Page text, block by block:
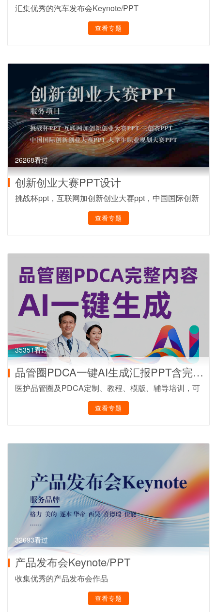
汇集优秀的汽车发布会Keynote/PPT
查看专题
26268看过
创新创业大赛PPT设计
挑战杯ppt，互联网加创新创业大赛ppt，中国国际创新
创业大赛ppt，三创赛ppt，大学生职业规划大赛ppt
查看专题
35351看过
品管圈PDCA一键AI生成汇报PPT含完整内容
医护品管圈及PDCA定制、教程、模版、辅导培训，可
联系电话/微信：15215011749
查看专题
32693看过
产品发布会Keynote/PPT
收集优秀的产品发布会作品
查看专题